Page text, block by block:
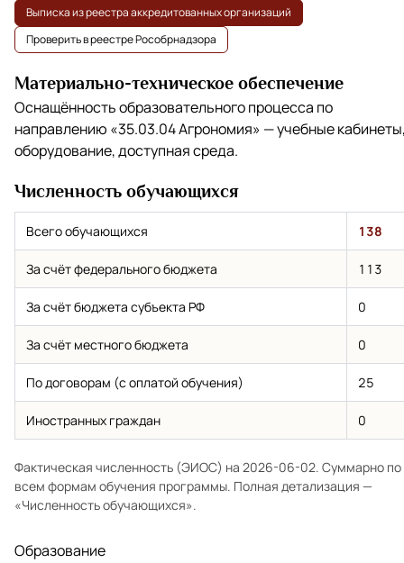
Выписка из реестра аккредитованных организаций
Проверить в реестре Рособрнадзора
Материально-техническое обеспечение
Оснащённость образовательного процесса по
направлению «35.03.04 Агрономия» — учебные
оборудование, доступная среда.
Численность обучающихся
Всего обучающихся 138
За счёт федерального бюджета 113
За счёт бюджета субъекта РФ 0
За счёт местного бюджета 0
По договорам (с оплатой обучения) 25
Иностранных граждан 0
Фактическая численность (ЭИОС) на 2026-06-02. Суммарно по
всем формам обучения программы. Полная детализация —
«Численность обучающихся».
Образование